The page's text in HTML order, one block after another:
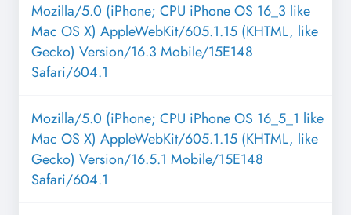
Mozilla/5.0 (iPhone; CPU iPhone OS 16_3 like
Mac OS X) AppleWebKit/605.1.15 (KHTML, like
Gecko) Version/16.3 Mobile/15E148
Safari/604.1
Mozilla/5.0 (iPhone; CPU iPhone OS 16_5_1 like
Mac OS X) AppleWebKit/605.1.15 (KHTML, like
Gecko) Version/16.5.1 Mobile/15E148
Safari/604.1